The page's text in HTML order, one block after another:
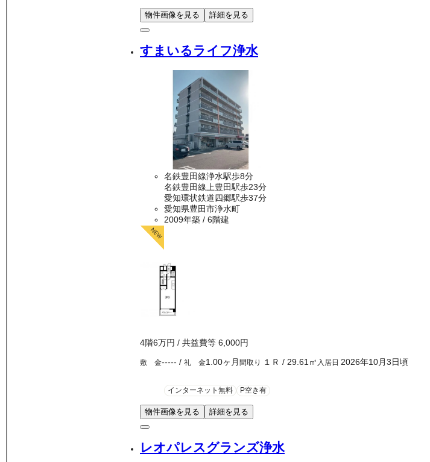
物件画像を見る 詳細を見る
すまいるライフ浄水
名鉄豊田線浄水駅歩8分
名鉄豊田線上豊田駅歩23分
愛知環状鉄道四郷駅歩37分
愛知県豊田市浄水町
2009年築 / 6階建
4階6万円 / 共益費等 6,000円
敷 金----- / 礼 金1.00ヶ月 間取り １Ｒ / 29.61 ㎡ 入居日 2026年10月3日頃
インターネット無料 P空き有
物件画像を見る 詳細を見る
レオパレスグランズ浄水